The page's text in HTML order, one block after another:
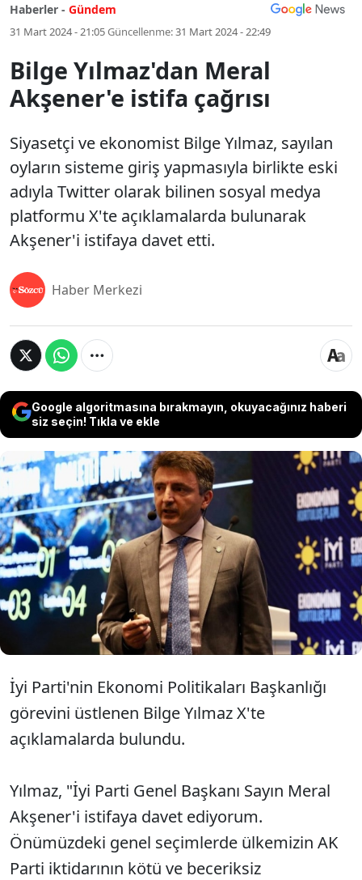
Haberler - Gündem
31 Mart 2024 - 21:05Güncellenme:31 Mart 2024 - 22:49
Bilge Yılmaz'dan Meral
Akşener'e istifa çağrısı
Siyasetçi ve ekonomist Bilge Yılmaz, sayılan
oyların sisteme giriş yapmasıyla birlikte eski
adıyla Twitter olarak bilinen sosyal medya
platformu X'te açıklamalarda bulunarak
Akşener'i istifaya davet etti.
Haber Merkezi
Google algoritmasına bırakmayın, okuyacağınız haberi
siz seçin! Tıkla ve ekle
Siyasetçi ve ekonomist Bilge Yılmaz, sayılan
oyların sisteme giriş yapmasıyla birlikte eski
adıyla Twitter olarak bilinen sosyal medya
platformu X'te açıklamalarda bulunarak
Akşener'i istifaya davet etti.
İyi Parti'nin Ekonomi Politikaları Başkanlığı
görevini üstlenen Bilge Yılmaz X'te
açıklamalarda bulundu.
Yılmaz, "İyi Parti Genel Başkanı Sayın Meral
Akşener'i istifaya davet ediyorum.
Önümüzdeki genel seçimlerde ülkemizin AK
Parti iktidarının kötü ve beceriksiz